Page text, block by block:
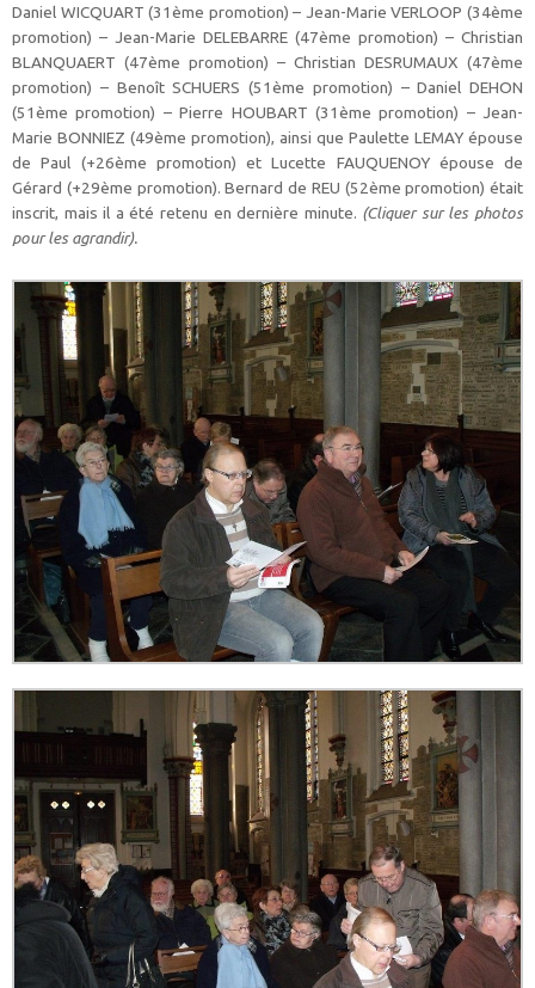
Daniel WICQUART (31ème promotion) – Jean-Marie VERLOOP (34ème
promotion) – Jean-Marie DELEBARRE (47ème promotion) – Christian
BLANQUAERT (47ème promotion) – Christian DESRUMAUX (47ème
promotion) – Benoît SCHUERS (51ème promotion) – Daniel DEHON
(51ème promotion) – Pierre HOUBART (31ème promotion) – Jean-
Marie BONNIEZ (49ème promotion), ainsi que Paulette LEMAY épouse
de Paul (+26ème promotion) et Lucette FAUQUENOY épouse de
Gérard (+29ème promotion). Bernard de REU (52ème promotion) était
inscrit, mais il a été retenu en dernière minute. (Cliquer sur les photos
pour les agrandir).